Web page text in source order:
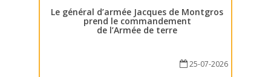
Le général d’armée Jacques de Montgros
prend le commandement
de l’Armée de terre
25-07-2026